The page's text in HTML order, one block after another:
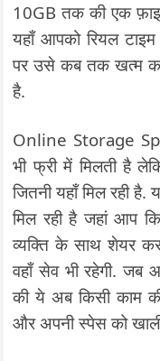
10GB तक की एक
यहाँ आपको रियल
पर उसे कब तक खत्म
है.
Online Storage
भी फ्री में मिलती है
जितनी यहाँ मिल रही
मिल रही है जहां आप
व्यक्ति के साथ शेयर
वहाँ सेव भी रहेगी. जब
की ये अब किसी काम
और अपनी स्पेस को